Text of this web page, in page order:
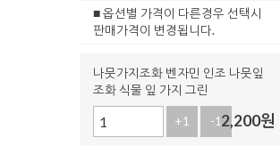
■ 옵션별 가격이 다른경우 선택시
판매가격이 변경됩니다.
나뭇가지조화 벤자민 인조 나뭇잎
조화 식물 잎 가지 그린
+1 -12,200원